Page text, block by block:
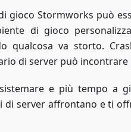
gioco Stormworks può
di gioco
qualcosa va storto.
di server può incontrare
e più tempo a
server affrontano e ti